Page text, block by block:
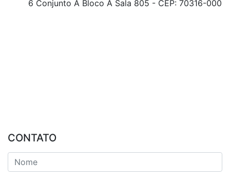
6 Conjunto A Bloco A Sala 805 - CEP: 70316-000
CONTATO